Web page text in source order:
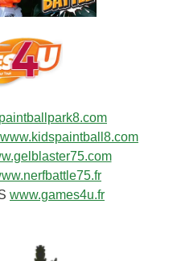
www.kidspaintball8.com
www.games4u.fr